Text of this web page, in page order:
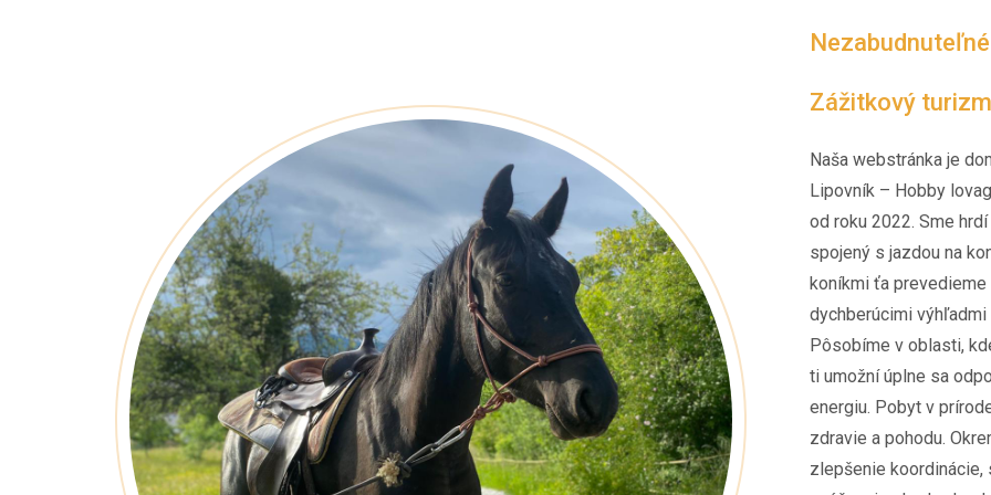
Zážitkový
Naša webstránka je
Lipovník – Hobby
od roku 2022. Sme
spojený s jazdou na
koníkmi ťa prevedieme
dychberúcimi
Pôsobíme v oblasti,
ti umožní úplne sa
energiu. Pobyt v
zdravie a pohodu.
zlepšenie